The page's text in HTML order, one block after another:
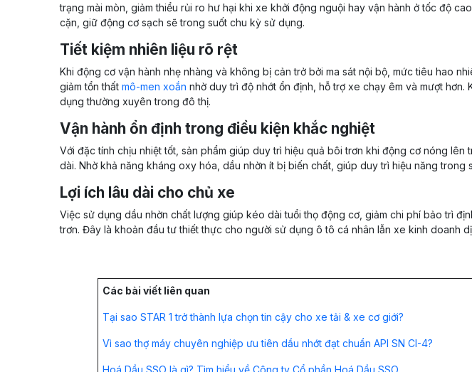
trạng mài mòn, giảm thiểu rủi ro hư hại khi xe khởi động nguội hay vận hành ở tốc độ
cặn, giữ động cơ sạch sẽ trong suốt chu kỳ sử dụng.
Tiết kiệm nhiên liệu rõ rệt
Khi động cơ vận hành nhẹ nhàng và không bị cản trở bởi ma sát nội bộ, mức tiêu hao
giảm tổn thất mô-men xoắn nhờ duy trì độ nhớt ổn định, hỗ trợ xe chạy êm và mượt hơn.
dụng thường xuyên trong đô thị.
Vận hành ổn định trong điều kiện khắc nghiệt
Với đặc tính chịu nhiệt tốt, sản phẩm giúp duy trì hiệu quả bôi trơn khi động cơ nóng
dài. Nhờ khả năng kháng oxy hóa, dầu nhờn ít bị biến chất, giúp duy trì hiệu năng trong
Lợi ích lâu dài cho chủ xe
Việc sử dụng dầu nhờn chất lượng giúp kéo dài tuổi thọ động cơ, giảm chi phí bảo trì
trơn. Đây là khoản đầu tư thiết thực cho người sử dụng ô tô cá nhân lẫn xe kinh doanh
Các bài viết liên quan
Tại sao STAR 1 trở thành lựa chọn tin cậy cho xe tải & xe cơ giới?
Vì sao thợ máy chuyên nghiệp ưu tiên dầu nhớt đạt chuẩn API SN CI-4?
Hoá Dầu SSO là gì? Tìm hiểu về Công ty Cổ phần Hoá Dầu SSO